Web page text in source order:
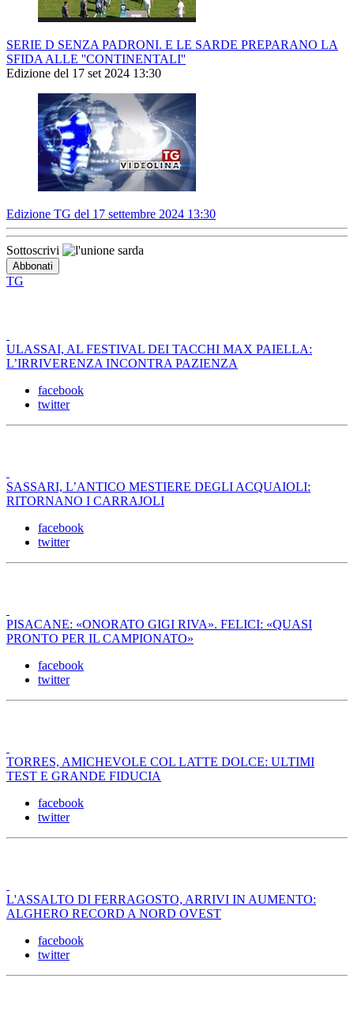
SERIE D SENZA PADRONI. E LE SARDE PREPARANO LA
SFIDA ALLE ''CONTINENTALI''
Edizione del 17 set 2024 13:30
Edizione TG del 17 settembre 2024 13:30
Sottoscrivi
TG
ULASSAI, AL FESTIVAL DEI TACCHI MAX PAIELLA:
L’IRRIVERENZA INCONTRA PAZIENZA
facebook
twitter
SASSARI, L’ANTICO MESTIERE DEGLI ACQUAIOLI:
RITORNANO I CARRAJOLI
facebook
twitter
PISACANE: «ONORATO GIGI RIVA». FELICI: «QUASI
PRONTO PER IL CAMPIONATO»
facebook
twitter
TORRES, AMICHEVOLE COL LATTE DOLCE: ULTIMI
TEST E GRANDE FIDUCIA
facebook
twitter
L'ASSALTO DI FERRAGOSTO, ARRIVI IN AUMENTO:
ALGHERO RECORD A NORD OVEST
facebook
twitter